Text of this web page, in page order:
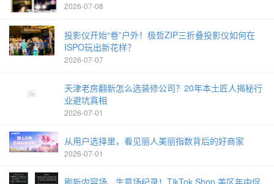
2026-07-08
投影仪开始“卷”户外！极哲ZIP三折叠投影仪如何在
ISPO玩出新花样？
2026-07-07
天津老房翻新怎么选装修公司？20年本土匠人揭秘行
业避坑真相
2026-07-01
从用户选择里，看见丽人美丽指数背后的好商家
2026-07-01
刷新内容场、生意场纪录！TikTok Shop 美区年中促